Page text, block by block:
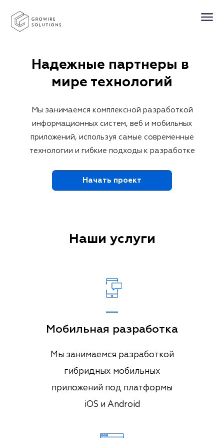
Надежные партнеры в
мире технологий
Мы занимаемся комплексной разработкой
информационных систем, веб и мобильных
приложений, используя самые современные
технологии и гибкие подходы к разработке
Начать проект
Наши услуги
Мобильная разработка
Мы занимаемся разработкой
гибридных мобильных
приложений под платформы
iOS и Android